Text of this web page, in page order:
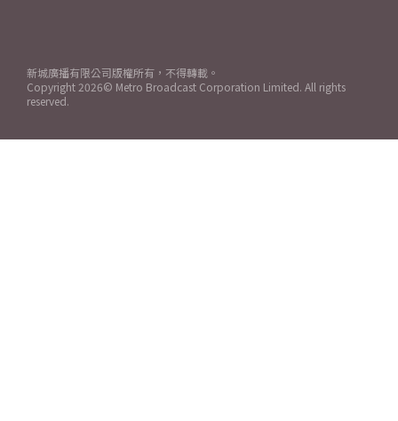
新城廣播有限公司版權所有，不得轉載。
Copyright 2026© Metro Broadcast Corporation Limited. All rights
reserved.